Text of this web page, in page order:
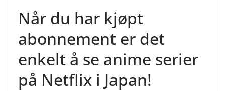
Når du har kjøpt
abonnement er det
enkelt å se anime serier
på Netflix i Japan!